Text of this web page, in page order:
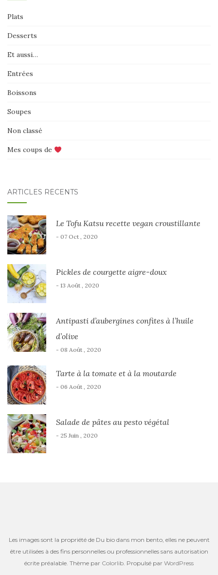
Plats
Desserts
Et aussi…
Entrées
Boissons
Soupes
Non classé
Mes coups de
ARTICLES RÉCENTS
Le Tofu Katsu recette vegan croustillante
- 07 Oct , 2020
Pickles de courgette aigre-doux
- 13 Août , 2020
Antipasti d’aubergines confites à l’huile
d’olive
- 08 Août , 2020
Tarte à la tomate et à la moutarde
- 06 Août , 2020
Salade de pâtes au pesto végétal
- 25 Juin , 2020
Les images sont la propriété de Du bio dans mon bento, elles ne peuvent
être utilisées à des fins personnelles ou professionnelles sans autorisation
écrite préalable. Thème par Colorlib. Propulsé par WordPress